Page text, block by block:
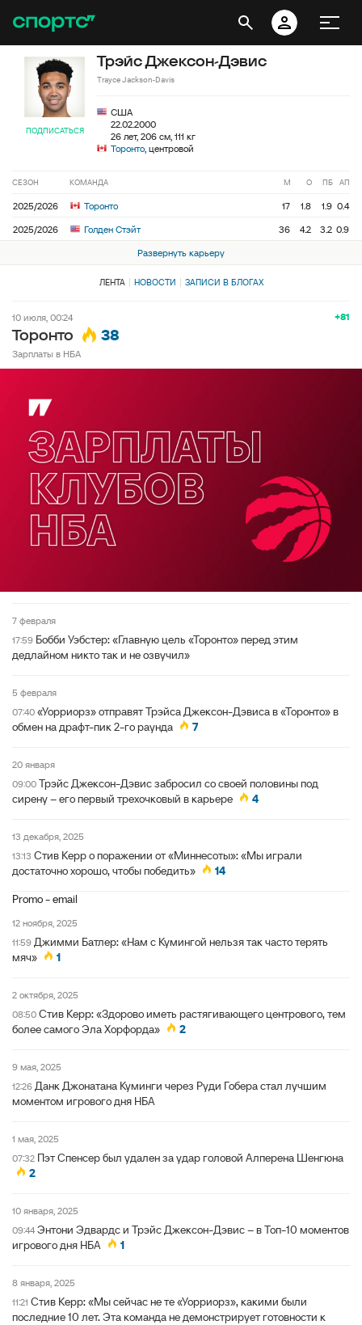
ПОДПИСАТЬСЯ
Трэйс Джексон-Дэвис
Trayce Jackson-Davis
США
22.02.2000
26 лет, 206 см, 111 кг
Торонто, центровой
СЕЗОН КОМАНДА М О ПБ АП
2025/2026 Торонто 17 1.8 1.9 0.4
2025/2026
Голден Стэйт 36 4.2 3.2 0.9
Развернуть карьеру
ЛЕНТА НОВОСТИ ЗАПИСИ В БЛОГАХ
+81
10 июля, 00:24
Торонто 38
Зарплаты в НБА
7 февраля
17:59 Бобби Уэбстер: «Главную цель «Торонто» перед этим
дедлайном никто так и не озвучил»
5 февраля
07:40 «Уорриорз» отправят Трэйса Джексон-Дэвиса в «Торонто» в
обмен на драфт-пик 2-го раунда
7
20 января
09:00 Трэйс Джексон-Дэвис забросил со своей половины под
сирену – его первый трехочковый в карьере
4
13 декабря, 2025
13:13 Стив Керр о поражении от «Миннесоты»: «Мы играли
достаточно хорошо, чтобы победить»
14
Promo - email
12 ноября, 2025
11:59 Джимми Батлер: «Нам с Кумингой нельзя так часто терять
мяч»
1
2 октября, 2025
08:50 Стив Керр: «Здорово иметь растягивающего центрового, тем
более самого Эла Хорфорда»
2
9 мая, 2025
12:26 Данк Джонатана Куминги через Руди Гобера стал лучшим
моментом игрового дня НБА
1 мая, 2025
07:32 Пэт Спенсер был удален за удар головой Алперена Шенгюна
2
10 января, 2025
09:44 Энтони Эдвардс и Трэйс Джексон-Дэвис – в Топ-10 моментов
игрового дня НБА
1
8 января, 2025
11:21 Стив Керр: «Мы сейчас не те «Уорриорз», какими были
последние 10 лет. Эта команда не демонстрирует готовности к